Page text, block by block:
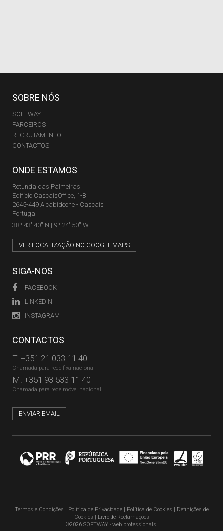
SOBRE NÓS
SOFTWAY
PARCEIROS
RECRUTAMENTO
CONTACTOS
ONDE ESTAMOS
Rotunda das Palmeiras
Edifício CascaisOffice, 1-B
2645-449 Alcabideche - Cascais
Portugal
38º 43' 40'' N | 9º 24' 50'' W
VER LOCALIZAÇÃO NO GOOGLE MAPS
SIGA-NOS
FACEBOOK
LINKEDIN
INSTAGRAM
CONTACTOS
T. +351 21 033 11 40
Chamada para rede fixa nacional
M. +351 93 533 11 40
Chamada para rede móvel nacional
ENVIAR EMAIL
Termos e Condições | Política de Privacidade| Política de Cookies | Definições de
Cookies | Livro de Reclamações
©2026 SOFTWAY - web professionals.